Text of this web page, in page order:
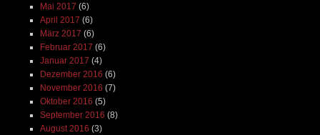
Mai 2017 (6)
April 2017 (6)
März 2017 (6)
Februar 2017 (6)
Januar 2017 (4)
Dezember 2016 (6)
November 2016 (7)
Oktober 2016 (5)
September 2016 (8)
August 2016 (3)